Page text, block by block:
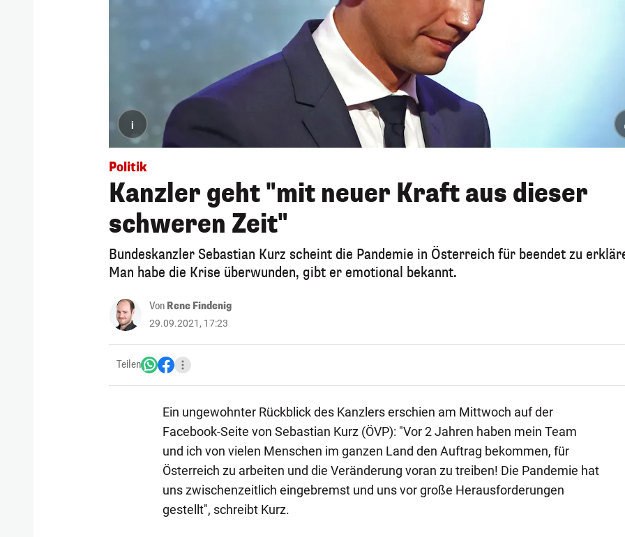
i
Politik
Kanzler geht "mit neuer Kraft aus dieser
schweren Zeit"
Bundeskanzler Sebastian Kurz scheint die Pandemie in Österreich für beendet zu
Man habe die Krise überwunden, gibt er emotional bekannt.
Von Rene Findenig
29.09.2021, 17:23
Teilen
Ein ungewohnter Rückblick des Kanzlers erschien am Mittwoch auf der
Facebook-Seite von Sebastian Kurz (ÖVP): "Vor 2 Jahren haben mein Team
und ich von vielen Menschen im ganzen Land den Auftrag bekommen, für
Österreich zu arbeiten und die Veränderung voran zu treiben! Die Pandemie hat
uns zwischenzeitlich eingebremst und uns vor große Herausforderungen
gestellt", schreibt Kurz.